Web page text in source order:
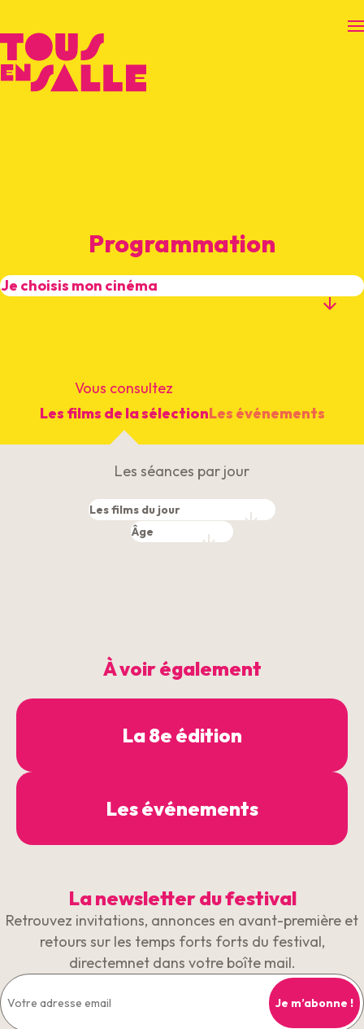
Programmation
Vous consultez
Les films de la sélectionLes événements
Les séances par jour
À voir également
La 8e édition
Les événements
La newsletter du festival
Retrouvez invitations, annonces en avant-première et
retours sur les temps forts forts du festival,
directemnet dans votre boîte mail.